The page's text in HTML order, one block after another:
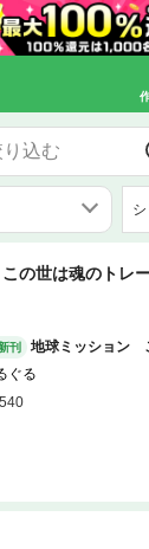
の世は魂のトレ
刊
地球ミッション
ぐる